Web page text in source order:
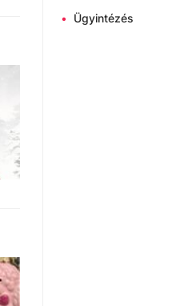
• Ügyintézés